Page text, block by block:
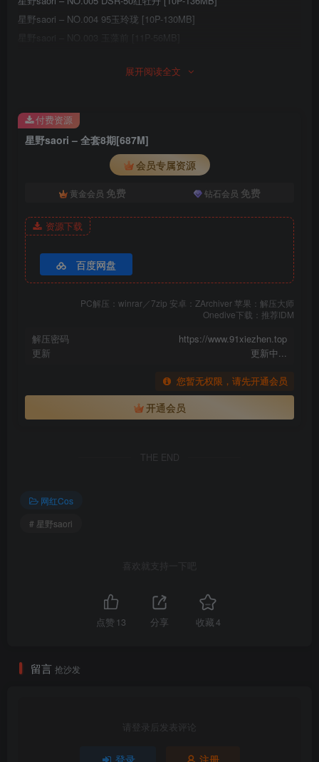
星野saori – NO.004 95玉玲珑 [10P-130MB]
星野saori – NO.001 碧蓝航线爱宕高雄[16P-55M]
展开阅读全文
星野saori – 全套8期[687M]
会员专属资源
黄金会员 免费 钻石会员 免费
资源下载
百度网盘
PC解压：winrar／7zip 安卓：ZArchiver 苹果：解压大师
Onedive下载：推荐IDM
解压密码
https://www.91xiezhen.top
更新
更新中...
您暂无权限，请先开通会员
开通会员
付费资源
THE END
网红Cos
# 星野saori
喜欢就支持一下吧
点赞 13 分享 收藏4
留言 抢沙发
请登录后发表评论